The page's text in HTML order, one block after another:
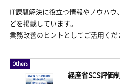
IT課題解決に役立つ情報やノウハ
どを掲載しています。
業務改善のヒントとしてご活用くだ
Others
経産省SCS評価